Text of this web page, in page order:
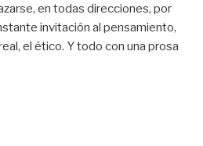
en todas direcciones, por
invitación al pensamiento,
el ético. Y todo con una prosa